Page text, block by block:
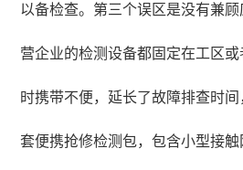
以备检查。第三个误区是没有兼
营企业的检测设备都固定在工区
时携带不便，延长了故障排查时
套便携抢修检测包，包含小型接